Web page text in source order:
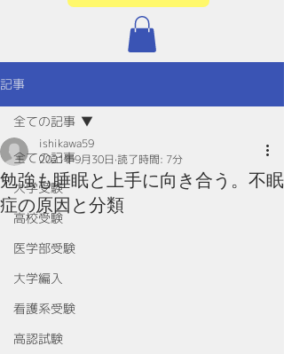
記事
全ての記事
大学受験
高校受験
医学部受験
大学編入
看護系受験
高認試験
全ての記事
勉強も睡眠と上手に向き合う。不眠
症の原因と分類
ishikawa59
2021年9月30日 読了時間: 7分